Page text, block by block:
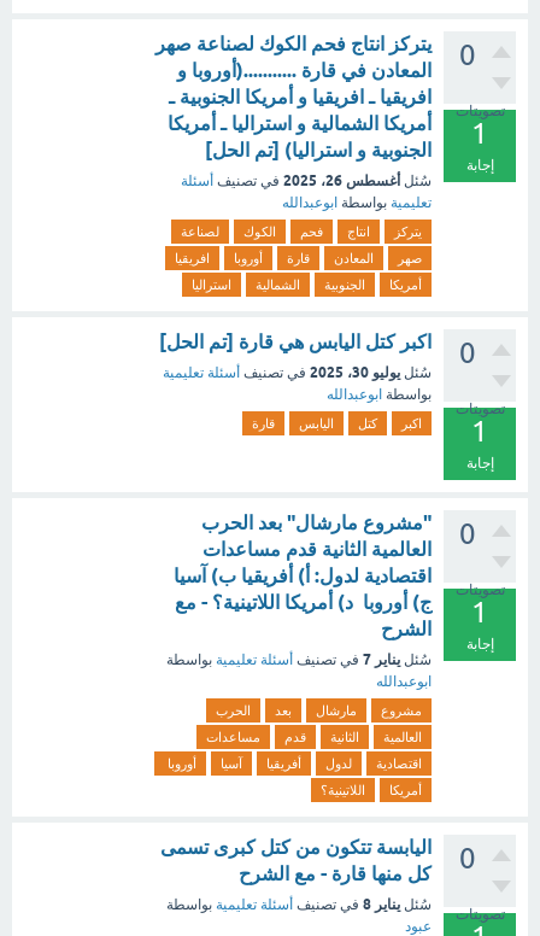
0
تصويتات
1
إجابة
يتركز انتاج فحم الكوك لصناعة صهر
المعادن في قارة ...........(أوروبا و
افريقيا ـ افريقيا و أمريكا الجنوبية ـ
أمريكا الشمالية و استراليا ـ أمريكا
الجنوبية و استراليا) [تم الحل]
سُئل أغسطس 26، 2025 في تصنيف أسئلة
تعليمية بواسطة ابوعبدالله
يتركز انتاج فحم الكوك
لصناعة
صهر
المعادن قارة أوروبا
افريقيا
أمريكا
الجنوبية الشمالية استراليا
0
تصويتات
1
إجابة
اكبر كتل اليابس هي قارة [تم الحل]
سُئل يوليو 30، 2025 في تصنيف أسئلة تعليمية
بواسطة ابوعبدالله
اكبر كتل اليابس قارة
0
تصويتات
1
إجابة
"مشروع مارشال" بعد الحرب
العالمية الثانية قدم مساعدات
اقتصادية لدول: أ) أفريقيا ب) آسيا
ج) أوروبا د) أمريكا اللاتينية؟ - مع
الشرح
سُئل يناير 7 في تصنيف أسئلة تعليمية بواسطة
ابوعبدالله
مشروع مارشال بعد
الحرب
العالمية
الثانية قدم
مساعدات
اقتصادية
لدول أفريقيا آسيا
أوروبا
أمريكا
اللاتينية؟
0
تصويتات
اليابسة تتكون من كتل كبرى تسمى
كل منها قارة - مع الشرح
سُئل يناير 8 في تصنيف أسئلة تعليمية بواسطة
عبود